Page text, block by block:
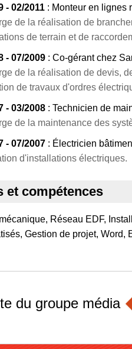
- 02/2011 : Monteur en lignes
de la réalisation de
de terrain et de
- 07/2009 : Co-gérant chez
de la réalisation de devis,
de travaux d'ordres
- 03/2008 : Technicien de
de la maintenance des
- 07/2007 : Électricien
d'installations électriques.
et compétences
Réseau EDF,
Gestion de projet, Word,
du groupe média